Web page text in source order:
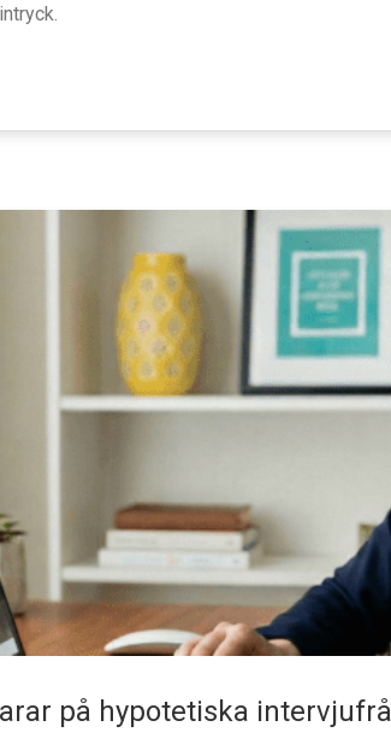
på hypotetiska